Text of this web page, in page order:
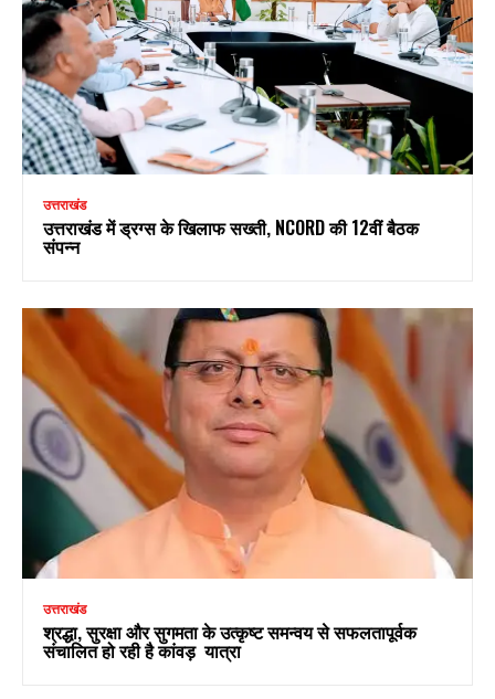
उत्तराखंड
उत्तराखंड में ड्रग्स के खिलाफ सख्ती, NCORD की 12वीं बैठक
संपन्न
उत्तराखंड
श्रद्धा, सुरक्षा और सुगमता के उत्कृष्ट समन्वय से सफलतापूर्वक
संचालित हो रही है कांवड़ यात्रा